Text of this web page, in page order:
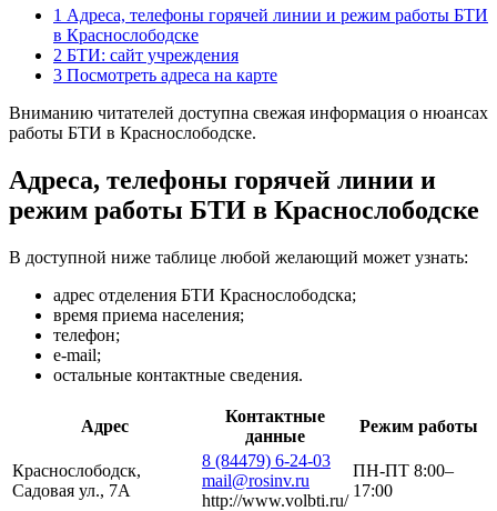
1 Адреса, телефоны горячей линии и режим работы БТИ
в Краснослободске
2 БТИ: сайт учреждения
3 Посмотреть адреса на карте
Вниманию читателей доступна свежая информация о нюансах
работы БТИ в Краснослободске.
Адреса, телефоны горячей линии и
режим работы БТИ в Краснослободске
В доступной ниже таблице любой желающий может узнать:
адрес отделения БТИ Краснослободска;
время приема населения;
телефон;
e-mail;
остальные контактные сведения.
Адрес
Контактные
данные
Режим работы
Краснослободск,
Садовая ул., 7А
8 (84479) 6-24-03
mail@rosinv.ru
http://www.volbti.ru/
ПН-ПТ 8:00–
17:00